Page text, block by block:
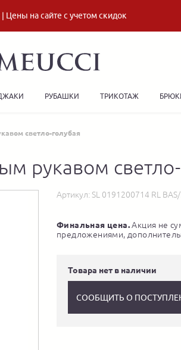
| Цены на сайте с учетом скидок
РУБАШКИ ТРИКОТАЖ
светло-голубая
рукавом
Артикул: SL 0191200714 RL
Финальная цена.Акция не
предложениями,
Товара нет в наличии
СООБЩИТЬ О